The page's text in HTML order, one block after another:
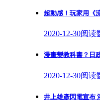
超動感！玩家用《
2020-12-30阅读
漫畫變教科書？日
2020-12-30阅读
井上雄彥閃電宣布